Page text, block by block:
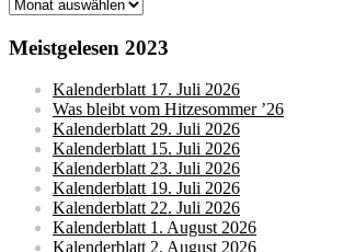
Meistgelesen 2023
Kalenderblatt 17. Juli 2026
Was bleibt vom Hitzesommer ’26
Kalenderblatt 29. Juli 2026
Kalenderblatt 15. Juli 2026
Kalenderblatt 23. Juli 2026
Kalenderblatt 19. Juli 2026
Kalenderblatt 22. Juli 2026
Kalenderblatt 1. August 2026
Kalenderblatt 2. August 2026